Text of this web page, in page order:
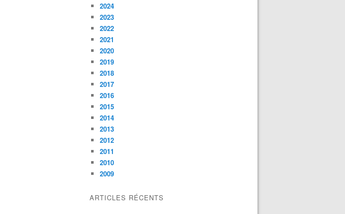
2024
2023
2022
2021
2020
2019
2018
2017
2016
2015
2014
2013
2012
2011
2010
2009
ARTICLES RÉCENTS